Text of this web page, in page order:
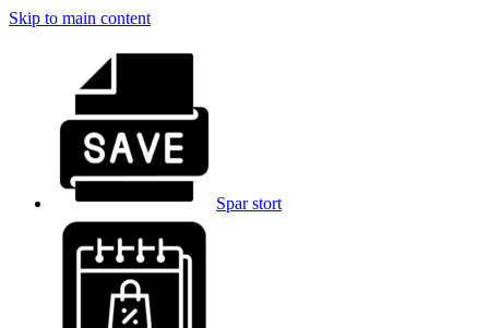
Skip to main content
Spar stort